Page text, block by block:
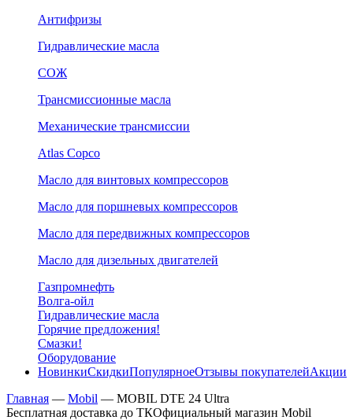
Антифризы
Гидравлические масла
СОЖ
Трансмиссионные масла
Механические трансмиссии
Atlas Copco
Масло для винтовых компрессоров
Масло для поршневых компрессоров
Масло для передвижных компрессоров
Масло для дизельных двигателей
Газпромнефть
Волга-ойл
Гидравлические масла
Горячие предложения!
Смазки!
Оборудование
НовинкиСкидкиПопулярноеОтзывы покупателейАкции
Главная — Mobil — MOBIL DTE 24 Ultra
Бесплатная доставка до ТКОфициальный магазин Mobil